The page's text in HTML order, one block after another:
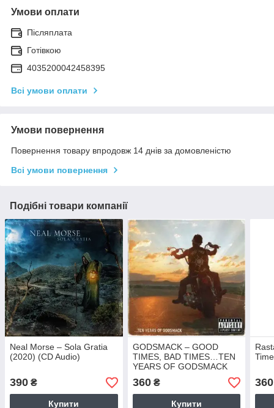
Умови оплати
Післяплата
Готівкою
4035200042458395
Всі умови оплати
Умови повернення
Повернення товару впродовж 14 днів за домовленістю
Всі умови повернення
Подібні товари компанії
Neal Morse – Sola Gratia
(2020) (CD Audio)
390 ₴
Купити
GODSMACK – GOOD
TIMES, BAD TIMES…TEN
YEARS OF GODSMACK
(CD Audio)
360₴
Купити
360